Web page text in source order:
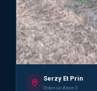
Serzy Et Prin
Potensic Atom 3